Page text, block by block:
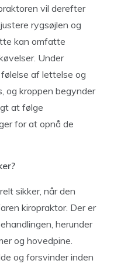
vil derefter
rygsøjlen og
kan omfatte
Under
af lettelse og
og kroppen begynder
at følge
for at opnå de
sikker, når den
kiropraktor. Der er
herunder
og hovedpine.
og forsvinder inden